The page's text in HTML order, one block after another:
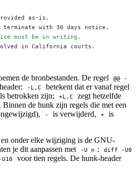
as-is.
with 30 days notice.
must be in writing.
in California courts.
de bronbestanden. De regel
@@ -
-L,C
betekent dat er vanaf regel
betrokken zijn;
+L,C
zegt hetzelfde
de hunk zijn regels die met een
- is verwijderd, +
is
onder elke wijziging is de GNU-
je dit aanpassen met
-U n : diff -U0
voor tien regels. De hunk-header